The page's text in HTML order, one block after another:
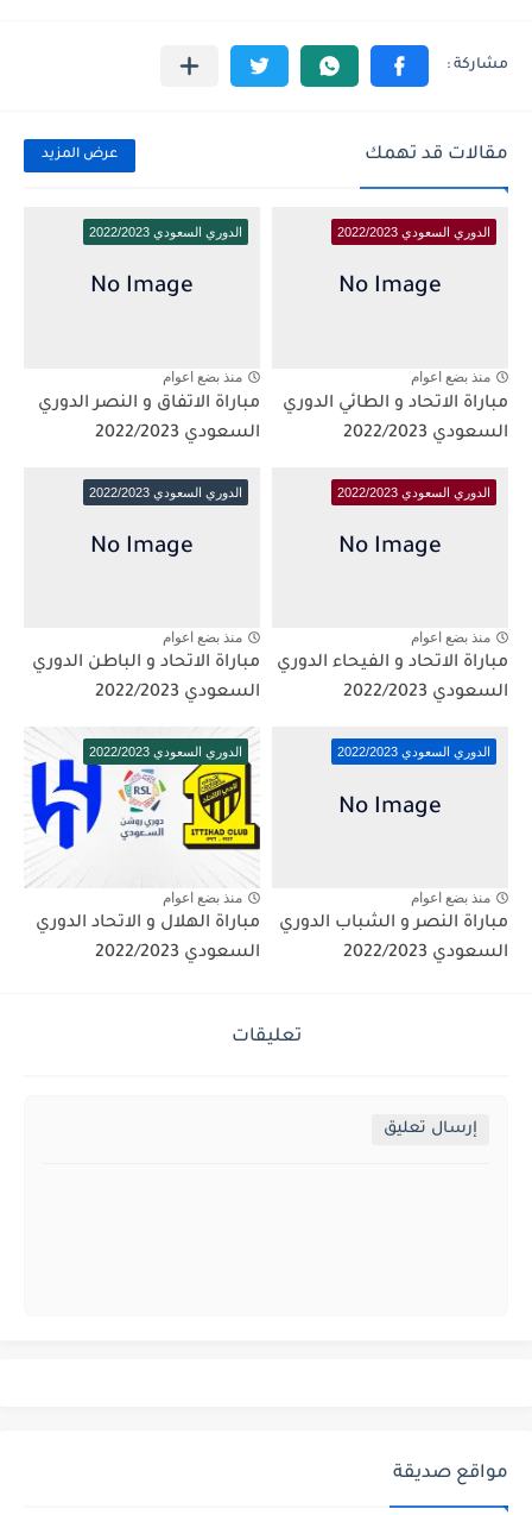
مقالات قد تهمك عرض المزيد
الدوري السعودي 2022/2023
منذ بضع اعوام
مباراة الاتحاد و الطائي الدوري
السعودي 2022/2023
الدوري السعودي 2022/2023
منذ بضع اعوام
مباراة الاتفاق و النصر الدوري
السعودي 2022/2023
الدوري السعودي 2022/2023
منذ بضع اعوام
مباراة الاتحاد و الفيحاء الدوري
السعودي 2022/2023
الدوري السعودي 2022/2023
منذ بضع اعوام
مباراة الاتحاد و الباطن الدوري
السعودي 2022/2023
الدوري السعودي 2022/2023
منذ بضع اعوام
مباراة النصر و الشباب الدوري
السعودي 2022/2023
الدوري السعودي 2022/2023
منذ بضع اعوام
مباراة الهلال و الاتحاد الدوري
السعودي 2022/2023
تعليقات
إرسال تعليق
مواقع صديقة